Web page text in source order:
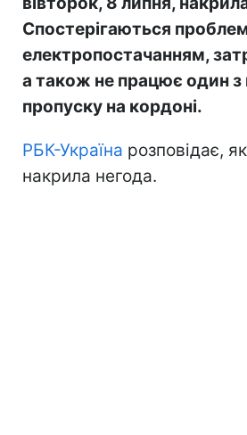
Спостерігаються
електропостачанням,
а також не працює один з
пропуску на кордоні.
РБК-Україна розповідає,
накрила негода.